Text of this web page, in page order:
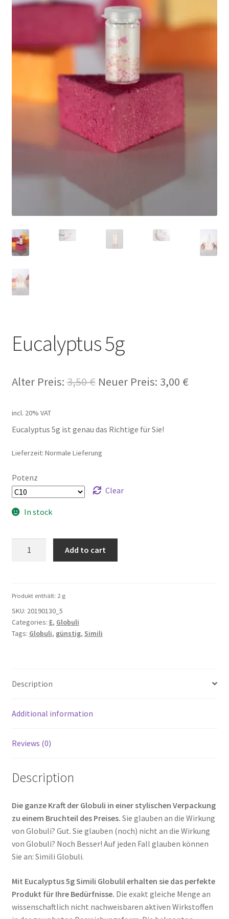
Eucalyptus 5g
Alter Preis: 3,50€ Neuer Preis: 3,00 €
incl. 20% VAT
Eucalyptus 5g ist genau das Richtige für Sie!
Lieferzeit: Normale Lieferung
Potenz
Clear
In stock
Add to cart
Produkt enthält: 2 g
SKU: 20190130_5
Categories: E, Globuli
Tags: Globuli, günstig, Simili
Description
Additional information
Reviews (0)
Description
Die ganze Kraft der Globuli in einer stylischen Verpackung
zu einem Bruchteil des Preises. Sie glauben an die Wirkung
von Globuli? Gut. Sie glauben (noch) nicht an die Wirkung
von Globuli? Noch Besser! Auf jeden Fall glauben können
Sie an: Simili Globuli.
Mit Eucalyptus 5g Simili Globulil erhalten sie das perfekte
Produkt für Ihre Bedürfnisse. Die exakt gleiche Menge an
wissenschaftlich nicht nachweisbaren aktiven Wirkstoffen